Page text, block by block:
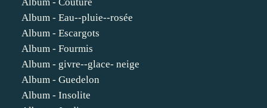
Album - Eau--pluie--rosée
Album - Escargots
Album - Fourmis
Album - givre--glace- neige
Album - Guedelon
Album - Insolite